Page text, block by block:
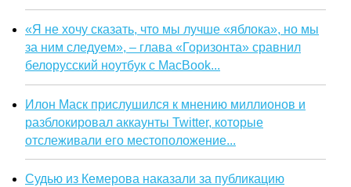
«Я не хочу сказать, что мы лучше «яблока», но мы
за ним следуем», – глава «Горизонта» сравнил
белорусский ноутбук с MacBook...
Илон Маск прислушился к мнению миллионов и
разблокировал аккаунты Twitter, которые
отслеживали его местоположение...
Судью из Кемерова наказали за публикацию